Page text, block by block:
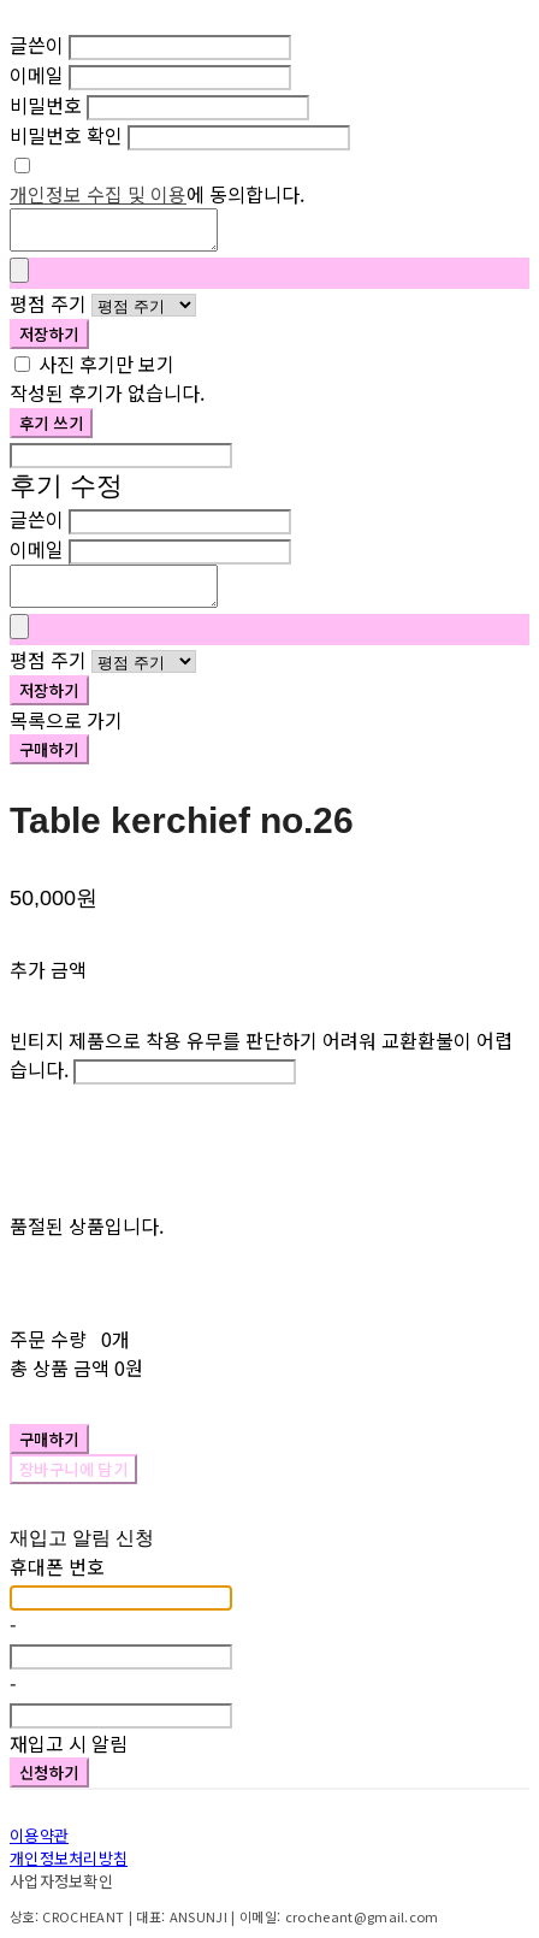
글쓴이
이메일
비밀번호
비밀번호 확인
개인정보 수집 및 이용에 동의합니다.
평점 주기
저장하기
사진 후기만 보기
작성된 후기가 없습니다.
후기 쓰기
후기 수정
글쓴이
이메일
평점 주기
저장하기
목록으로 가기
구매하기
Table kerchief no.26
50,000원
추가 금액
빈티지 제품으로 착용 유무를 판단하기 어려워 교환환불이 어렵
습니다.
품절된 상품입니다.
주문 수량 0개
총 상품 금액 0원
구매하기
장바구니에 담기
재입고 알림 신청
휴대폰 번호
-
-
재입고 시 알림
신청하기
이용약관
개인정보처리방침
사업자정보확인
상호: CROCHEANT | 대표: ANSUNJI | 이메일: crocheant@gmail.com